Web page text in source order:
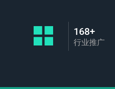
168+
行业推广